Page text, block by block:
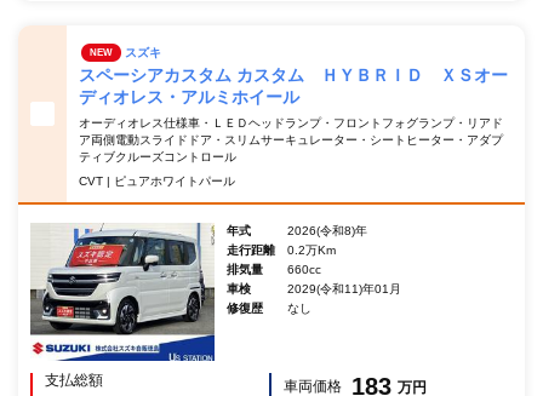
NEW スズキ
スペーシアカスタム カスタム ＨＹＢＲＩＤ ＸＳオー
ディオレス・アルミホイール
オーディオレス仕様車・ＬＥＤヘッドランプ・フロントフォグランプ・リアド
ア両側電動スライドドア・スリムサーキュレーター・シートヒーター・アダプ
ティブクルーズコントロール
CVT | ピュアホワイトパール
年式
2026(令和8)年
走行距離
0.2万Km
排気量
660cc
車検
2029(令和11)年01月
修復歴
なし
支払総額 車両価格 183 万円